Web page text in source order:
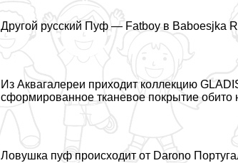
Другой русский Пуф — Fatboy в Baboesjka
Из Аквагалереи приходит коллекцию
сформированное тканевое покрытие
Ловушка пуф происходит от Darono